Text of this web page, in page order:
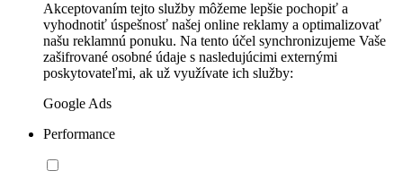
Akceptovaním tejto služby môžeme lepšie pochopiť a
vyhodnotiť úspešnosť našej online reklamy a optimalizovať
našu reklamnú ponuku. Na tento účel synchronizujeme Vaše
zašifrované osobné údaje s nasledujúcimi externými
poskytovateľmi, ak už využívate ich služby:
Google Ads
Performance